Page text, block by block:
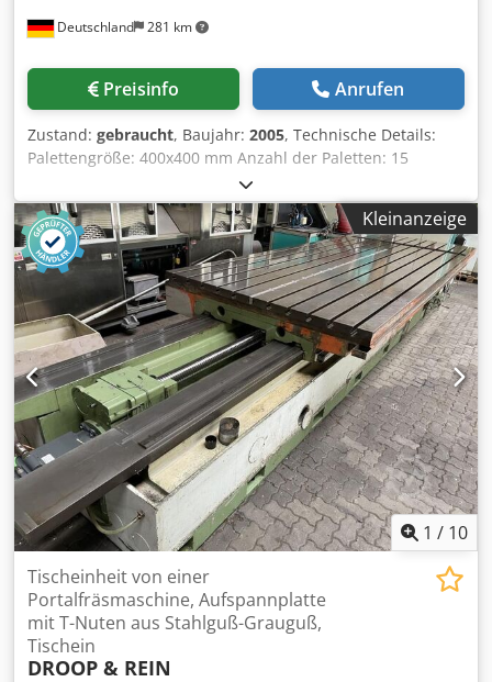
Deutschland 281 km
Preisinfo Anrufen
Zustand: gebraucht, Baujahr: 2005, Technische Details:
Palettengröße: 400x400 mm Anzahl der Paletten: 15
Tischbelastung: 400 kg Maschinengewicht ca.: 0,060 t
Raumbedarf ca.: 0,4 x 0,4 m 15 Paletten für Makino A 55,
Größe 400 x 400 mit T-Nuten abzugeben. Cjdpfx Acevc
Adljgjrf *
Kleinanzeige
1 / 10
Tischeinheit von einer
Portalfräsmaschine, Aufspannplatte
mit T-Nuten aus Stahlguß-Grauguß,
Tischein
DROOP & REIN